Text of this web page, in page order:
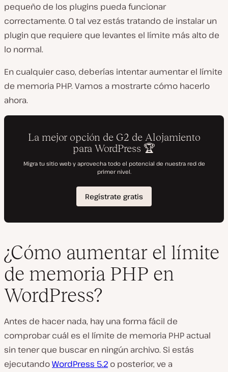
pequeño de los plugins pueda funcionar
correctamente. O tal vez estás tratando de instalar un
plugin que requiere que levantes el límite más alto de
lo normal.
En cualquier caso, deberías intentar aumentar el límite
de memoria PHP. Vamos a mostrarte cómo hacerlo
ahora.
¿Cómo aumentar el límite
de memoria PHP en
WordPress?
Antes de hacer nada, hay una forma fácil de
comprobar cuál es el límite de memoria PHP actual
sin tener que buscar en ningún archivo. Si estás
ejecutandoWordPress 5.2 o posterior, ve a